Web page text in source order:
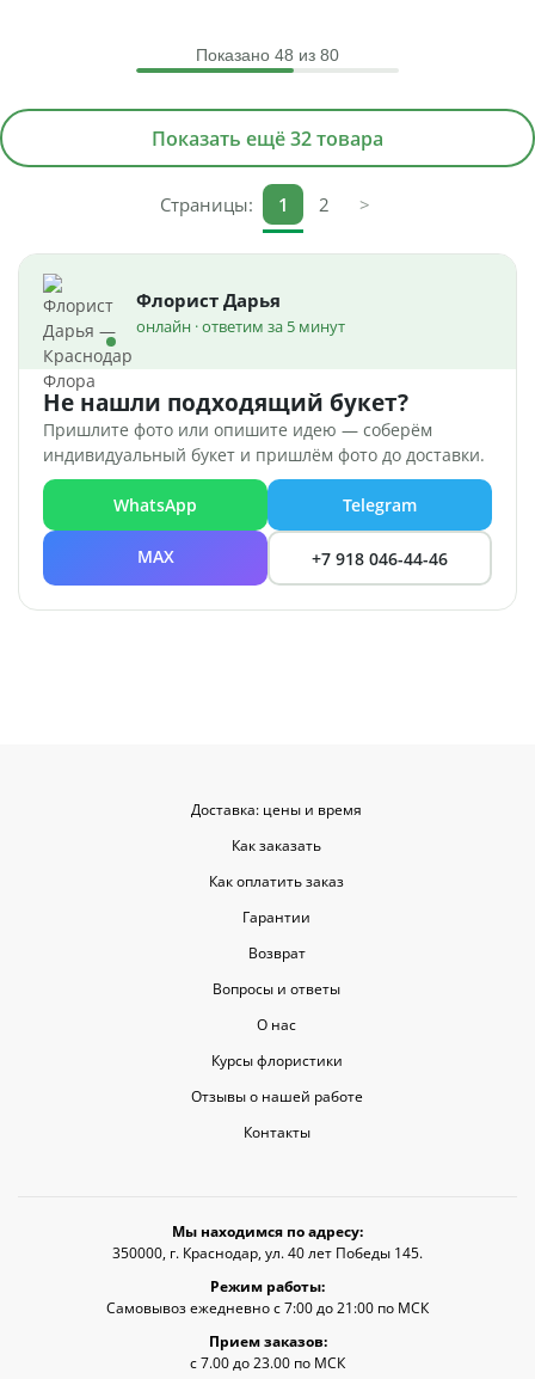
Показано 48 из 80
Показать ещё 32 товара
Страницы: 1 2 >
Флорист Дарья
онлайн · ответим за 5 минут
Не нашли подходящий букет?
Пришлите фото или опишите идею — соберём
индивидуальный букет и пришлём фото до доставки.
WhatsApp Telegram
MAX +7 918 046-44-46
Доставка: цены и время
Как заказать
Как оплатить заказ
Гарантии
Возврат
Вопросы и ответы
О нас
Курсы флористики
Отзывы о нашей работе
Контакты
Мы находимся по адресу:
350000, г. Краснодар, ул. 40 лет Победы 145.
Режим работы:
Самовывоз ежедневно с 7:00 до 21:00 по МСК
Прием заказов:
с 7.00 до 23.00 по МСК